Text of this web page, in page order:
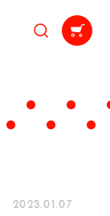
2023.01.07